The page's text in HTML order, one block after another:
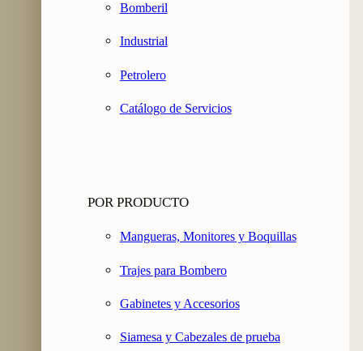
Bomberil
Industrial
Petrolero
Catálogo de Servicios
POR PRODUCTO
Mangueras, Monitores y Boquillas
Trajes para Bombero
Gabinetes y Accesorios
Siamesa y Cabezales de prueba